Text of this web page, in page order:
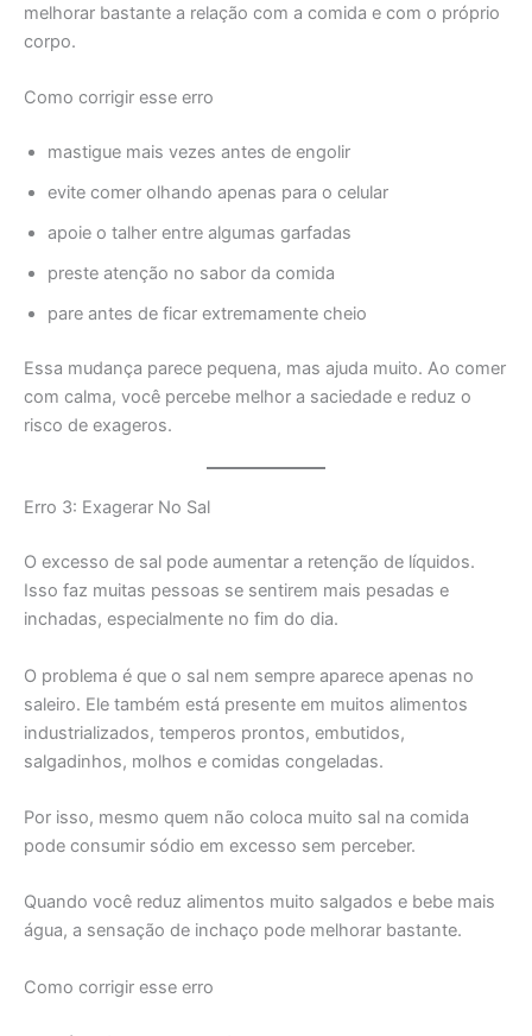
melhorar bastante a relação com a comida e com o próprio
corpo.
Como corrigir esse erro
mastigue mais vezes antes de engolir
evite comer olhando apenas para o celular
apoie o talher entre algumas garfadas
preste atenção no sabor da comida
pare antes de ficar extremamente cheio
Essa mudança parece pequena, mas ajuda muito. Ao comer
com calma, você percebe melhor a saciedade e reduz o
risco de exageros.
Erro 3: Exagerar No Sal
O excesso de sal pode aumentar a retenção de líquidos.
Isso faz muitas pessoas se sentirem mais pesadas e
inchadas, especialmente no fim do dia.
O problema é que o sal nem sempre aparece apenas no
saleiro. Ele também está presente em muitos alimentos
industrializados, temperos prontos, embutidos,
salgadinhos, molhos e comidas congeladas.
Por isso, mesmo quem não coloca muito sal na comida
pode consumir sódio em excesso sem perceber.
Quando você reduz alimentos muito salgados e bebe mais
água, a sensação de inchaço pode melhorar bastante.
Como corrigir esse erro